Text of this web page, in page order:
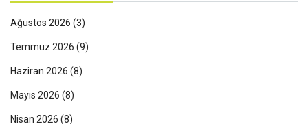
Ağustos 2026 (3)
Temmuz 2026 (9)
Haziran 2026 (8)
Mayıs 2026 (8)
Nisan 2026 (8)